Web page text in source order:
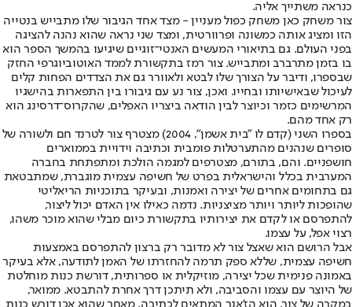
כנראה משתייך אליה.
צור משחק כאן משחק כפול מעניין - מצד אחד הגיבור שלו מתבייש בנטייה
הזו ומציג אותה כמשונה ופרוורטית, ומצד שני נראה שהוא נהנה להציגה
בפני העולם. גם בתיאורי המעשים האנטי־זוגיים שיגיעו בהמשך הספר הוא
בו בזמן מתרברב ומתבייש. צור רמז בתקשורת לממד האוטוביוגרפי החזק
שבספרו, ודיבר על הצורך שלו לבטא ולאוורר גם את הצדדים הפחות קלים
לעיכול שבאישיותו ובחייו. ואכן, צור נע עם גיבורו בין התפארות בהישגיו
המרשימים כזמר וכיוצר לבין הודאה ביצריו האפלים, שהקרוס־דרסינג הוא
רק אחד מהם.
בספרו השני (קדם לו "בית אשמן", 2004) מצטרף צור לטרנד חם ולשורה של
סופרים שנהנים מהתערטלות פומבית וכתיבה וידויית בממוארים
חושפניים. והם, בתורם, מצטרפים למגמה הולכת ומתפתחת בחברה
המערבית בכלל והישראלית בפרט של חשיפה עצמית מוגברת, שמתבטאת
גם בתחומים אחרים של יצירה ואמנות, ובעיקר בתוכניות הריאליטי
שהופכות ליותר ויותר מציצניות. נדמה כאילו אין האדם יכול ליצור,
להתפרסם או לקדם את יצירותיו בתקשורת כיום מבלי שהוא מוכר משהו,
רצוי אפל, על עצמו.
אבל הרושם הוא שאצל צור לא מדובר רק ברצון להתפרסם באמצעות
חשיפה עצמית, שללא ספק תרמה להחזרתו של האמן לתודעה, אלא בעיקר
באמונה פנימית שכל יצירה, מוזיקלית או ספרותית, דורשת כנות מוחלטת
של היוצר עם עצמו והסביבה, ולא תיתכן דרך אחרת להתבטא. ממואר,